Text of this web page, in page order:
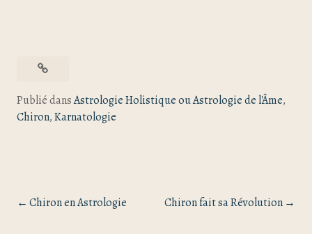
Publié dansAstrologie Holistique ou Astrologie de l'Âme,
Chiron,Karnatologie
Chiron en Astrologie Chiron fait sa Révolution